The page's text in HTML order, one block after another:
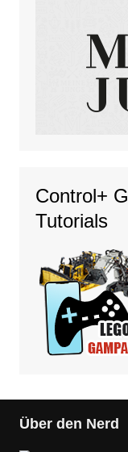
Control+
Tutorials
Über den Nerd